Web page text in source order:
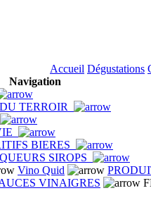
Accueil Dégustations
Navigation
TERROIR
BIERES
SIROPS
Vino Quid
VINAIGRES